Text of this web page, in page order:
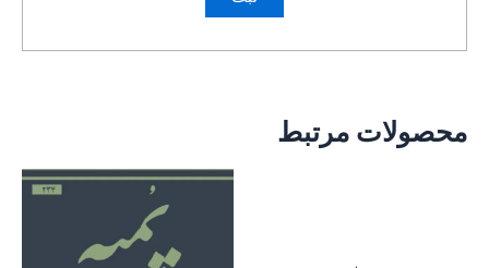
محصولات مرتبط